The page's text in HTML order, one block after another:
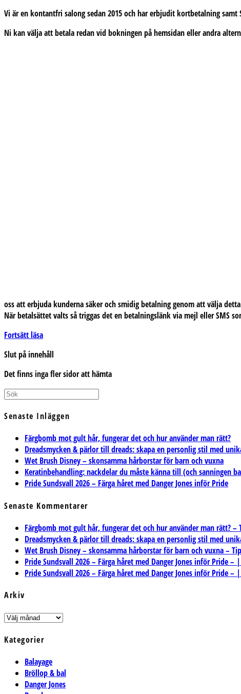
Vi är en kontantfri salong sedan 2015 och har erbjudit kortbetalning
Ni kan välja att betala redan vid bokningen på hemsidan eller andra
oss att erbjuda kunderna säker och smidig betalning genom att välja
När betalsättet valts så triggas det en betalningslänk via mejl eller
Fortsätt läsaFler
Slut på innehåll
Det finns inga fler sidor att hämta
Senaste Inläggen
Färgbomb mot gult hår, fungerar det och hur använder man rätt?
Dreadsmycken & pärlor till dreads: skapa en personlig stil med
Wet Brush Disney – skonsamma hårborstar för barn och vuxna
Keratinbehandling: nackdelar du måste känna till (och sanningen
Pride Sundsvall 2026 – Färga håret med Danger Jones inför Pride
Senaste Kommentarer
Färgbomb mot gult hår, fungerar det och hur använder man rätt?
Dreadsmycken & pärlor till dreads: skapa en personlig stil med
Wet Brush Disney – skonsamma hårborstar för barn och vuxna –
Pride Sundsvall 2026 – Färga håret med Danger Jones inför Pride –
Pride Sundsvall 2026 – Färga håret med Danger Jones inför Pride –
Arkiv
Arkiv
Kategorier
Balayage
Bröllop & bal
Danger Jones